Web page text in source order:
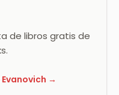
de libros gratis de
→